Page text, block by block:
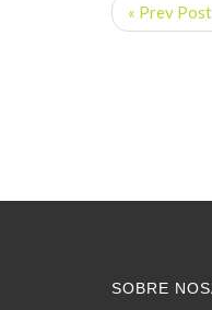
« Prev Post
SOBRE